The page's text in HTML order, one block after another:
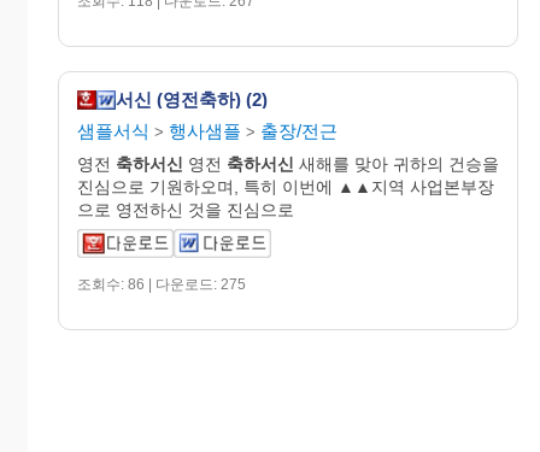
서신 (영전축하) (2)
샘플서식 > 행사샘플 > 출장/전근
영전 축하서신 영전 축하서신 새해를 맞아 귀하의 건승을
진심으로 기원하오며, 특히 이번에 ▲▲지역 사업본부장
으로 영전하신 것을 진심으로
조회수: 86 | 다운로드: 275